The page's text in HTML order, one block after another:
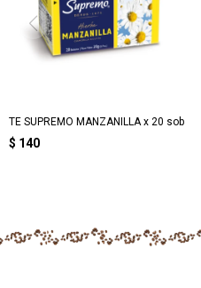
TE SUPREMO MANZANILLA x 20 sob
$ 140